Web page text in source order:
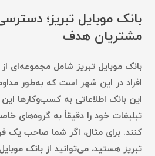
بانک موبایل تبریز؛
مشتریان هدف
بانک موبایل تبریز شامل مجموعه‌ای
افراد در این شهر است که به‌طور
این بانک اطلاعاتی به کسب‌وکارها
تبلیغات خود را دقیقاً به گروه‌های
کنند. برای مثال، اگر شما صاحب یک
تبریز هستید، می‌توانید از بانک